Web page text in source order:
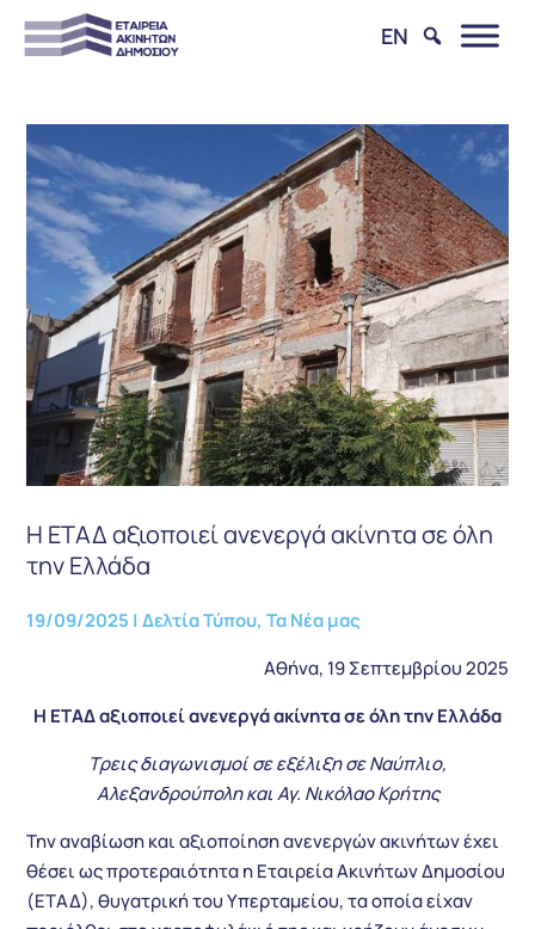
EN
Η ΕΤΑΔ αξιοποιεί ανενεργά ακίνητα σε όλη
την Ελλάδα
19/09/2025 |Δελτία Τύπου,Τα Νέα μας
Αθήνα, 19 Σεπτεμβρίου 2025
Η ΕΤΑΔ αξιοποιεί ανενεργά ακίνητα σε όλη την Ελλάδα
Τρεις διαγωνισμοί σε εξέλιξη σε Ναύπλιο,
Αλεξανδρούπολη και Αγ. Νικόλαο Κρήτης
Την αναβίωση και αξιοποίηση ανενεργών ακινήτων έχει
θέσει ως προτεραιότητα η Εταιρεία Ακινήτων Δημοσίου
(ΕΤΑΔ), θυγατρική του Υπερταμείου, τα οποία είχαν